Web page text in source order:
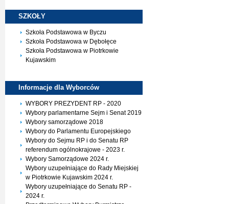
SZKOŁY
Szkoła Podstawowa w Byczu
Szkoła Podstawowa w Dębołęce
Szkoła Podstawowa w Piotrkowie
Kujawskim
Informacje dla Wyborców
WYBORY PREZYDENT RP - 2020
Wybory parlamentarne Sejm i Senat 2019
Wybory samorządowe 2018
Wybory do Parlamentu Europejskiego
Wybory do Sejmu RP i do Senatu RP
referendum ogólnokrajowe - 2023 r.
Wybory Samorządowe 2024 r.
Wybory uzupełniające do Rady Miejskiej
w Piotrkowie Kujawskim 2024 r.
Wybory uzupełniające do Senatu RP -
2024 r.